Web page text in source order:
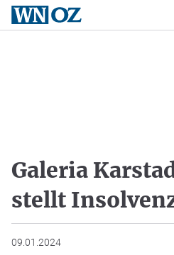
Galeria
stellt
09.01.2024